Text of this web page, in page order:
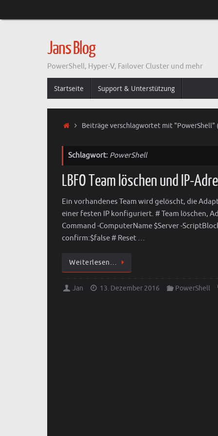
Inhalt
Jans Blog
PowerShell, Hyper-V, Failover Cluster und mehr
Inhalt
Startseite Support & Unterstützung
StartBeiträge verschlagwortet mit "PowerShell"
Schlagwort: PowerShell
LBFO Team löschen und IP-
Ein vorhandenes Team wird gelöscht, die
einer festen IP konfiguriert. # Team löschen,
Command -ComputerName $Server -
confirm:$false # Reset …
Weiterlesen…
Jan 13. Dezember 2016 PowerShell